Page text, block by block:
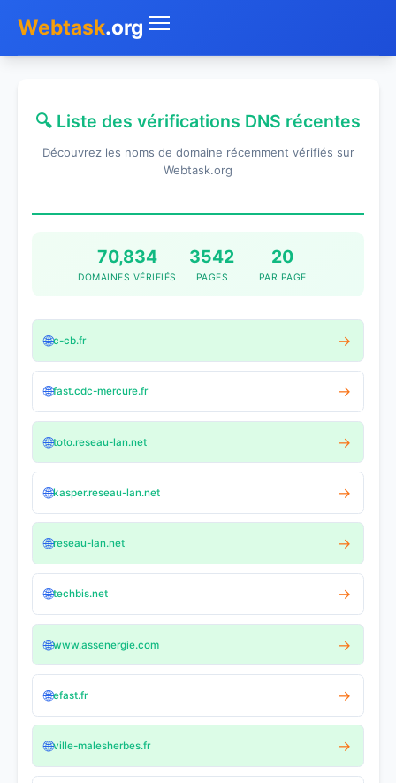
Webtask.org
Whois
SMS Gratuit
🔍 Liste des vérifications DNS récentes
Découvrez les noms de domaine récemment vérifiés sur
Webtask.org
70,834
DOMAINES VÉRIFIÉS
3542
PAGES
20
PAR PAGE
🌐c-cb.fr →
🌐fast.cdc-mercure.fr →
🌐toto.reseau-lan.net →
🌐kasper.reseau-lan.net →
🌐reseau-lan.net →
🌐techbis.net →
🌐www.assenergie.com →
🌐efast.fr →
🌐ville-malesherbes.fr →